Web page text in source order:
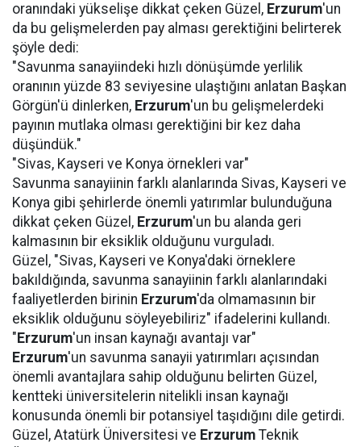
oranındaki yükselişe dikkat çeken Güzel, Erzurum'un
da bu gelişmelerden pay alması gerektiğini belirterek
şöyle dedi:
"Savunma sanayiindeki hızlı dönüşümde yerlilik
oranının yüzde 83 seviyesine ulaştığını anlatan Başkan
Görgün'ü dinlerken, Erzurum'un bu gelişmelerdeki
payının mutlaka olması gerektiğini bir kez daha
düşündük."
"Sivas, Kayseri ve Konya örnekleri var"
Savunma sanayiinin farklı alanlarında Sivas, Kayseri ve
Konya gibi şehirlerde önemli yatırımlar bulunduğuna
dikkat çeken Güzel, Erzurum'un bu alanda geri
kalmasının bir eksiklik olduğunu vurguladı.
Güzel, "Sivas, Kayseri ve Konya'daki örneklere
bakıldığında, savunma sanayiinin farklı alanlarındaki
faaliyetlerden birinin Erzurum'da olmamasının bir
eksiklik olduğunu söyleyebiliriz" ifadelerini kullandı.
" Erzurum'un insan kaynağı avantajı var"
Erzurum'un savunma sanayii yatırımları açısından
önemli avantajlara sahip olduğunu belirten Güzel,
kentteki üniversitelerin nitelikli insan kaynağı
konusunda önemli bir potansiyel taşıdığını dile getirdi.
Güzel, Atatürk Üniversitesi ve Erzurum Teknik